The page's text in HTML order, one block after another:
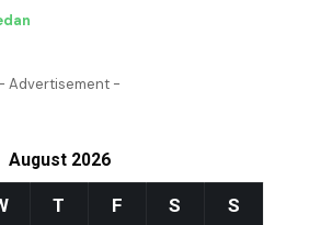
- Advertisement -
August 2026
T F S S